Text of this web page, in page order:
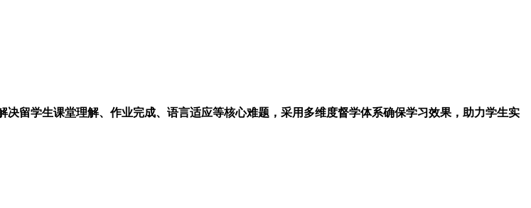
留学生课堂理解、作业完成、语言适应等核心难题，采用多维度督学体系确保学习效果，助力学生实